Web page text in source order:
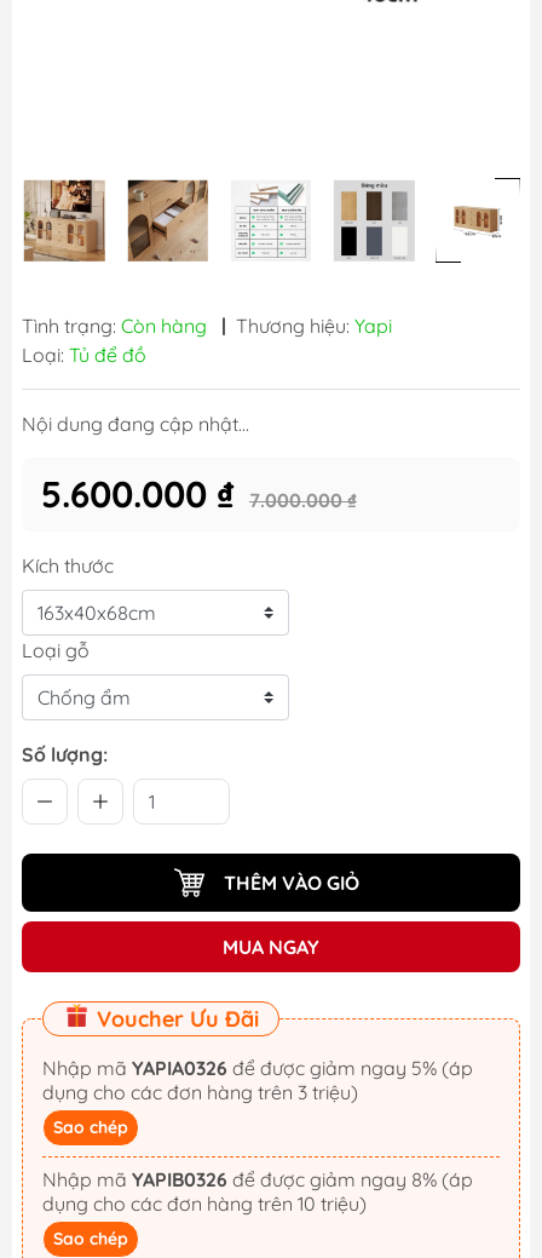
Tình trạng: Còn hàng | Thương hiệu: Yapi
Loại: Tủ để đồ
Nội dung đang cập nhật...
5.600.000 ₫ 7.000.000 ₫
Kích thước
Loại gỗ
Số lượng:
THÊM VÀO GIỎ
MUA NGAY
Voucher Ưu Đãi
Nhập mã YAPIA0326
dụng cho các đơn hàng trên 3 triệu)
Sao chép
Nhập mã YAPIB0326
dụng cho các đơn hàng trên 10 triệu)
Sao chép